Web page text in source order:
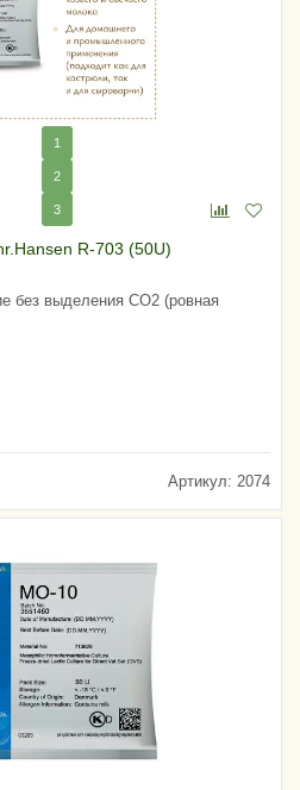
1
2
3
R-703 (50U)
без выделения CO2 (ровная
Артикул: 2074